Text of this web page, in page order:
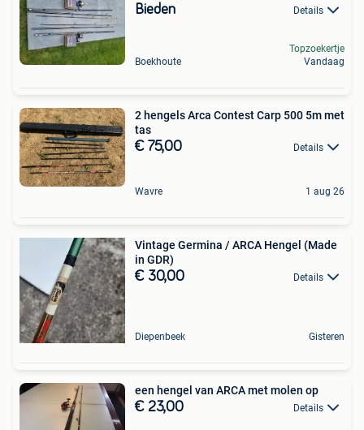
Bieden Details
Boekhoute
Topzoekertje
Vandaag
2 hengels Arca Contest Carp 500 5m met
tas
€ 75,00 Details
Wavre 1 aug 26
Vintage Germina / ARCA Hengel (Made
in GDR)
€ 30,00 Details
Diepenbeek Gisteren
een hengel van ARCA met molen op
€ 23,00 Details